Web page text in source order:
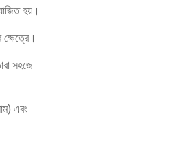
হয়।
সহজে
এবং